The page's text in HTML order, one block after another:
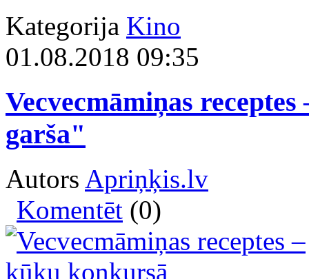
Kategorija Kino
01.08.2018 09:35
Vecvecmāmiņas
garša"
Autors Apriņķis.lv
Komentēt (0)